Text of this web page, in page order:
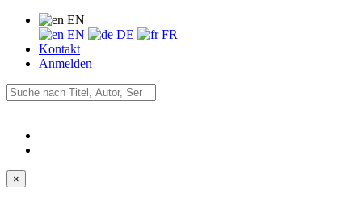
EN
EN
DE
FR
Kontakt
Anmelden
×